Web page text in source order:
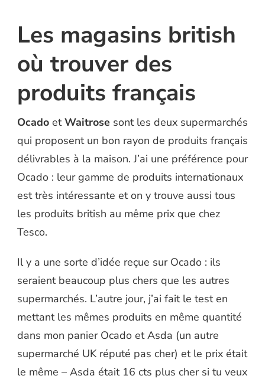
Les magasins british
où trouver des
produits français
Ocado etWaitrose sont les deux supermarchés
qui proposent un bon rayon de produits français
délivrables à la maison. J’ai une préférence pour
Ocado : leur gamme de produits internationaux
est très intéressante et on y trouve aussi tous
les produits british au même prix que chez
Tesco.
Il y a une sorte d’idée reçue sur Ocado : ils
seraient beaucoup plus chers que les autres
supermarchés. L’autre jour, j’ai fait le test en
mettant les mêmes produits en même quantité
dans mon panier Ocado et Asda (un autre
supermarché UK réputé pas cher) et le prix était
le même – Asda était 16 cts plus cher si tu veux